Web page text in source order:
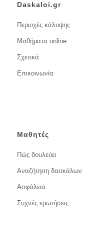
Daskaloi.gr
Περιοχές κάλυψης
Μαθήματα online
Σχετικά
Επικοινωνία
Μαθητές
Πώς δουλεύει
Αναζήτηση δασκάλων
Ασφάλεια
Συχνές ερωτήσεις